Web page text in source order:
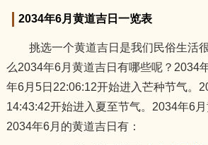
订婚
破土
羊
猴 鸡
猪
2034年6月黄道吉日一览表
挑选一个黄道吉日是我们民俗生活
么2034年6月黄道吉日有哪些呢？2034
年6月5日22:06:12开始进入芒种节气。
14:43:42开始进入夏至节气。2034年6月
2034年6月的黄道吉日有：